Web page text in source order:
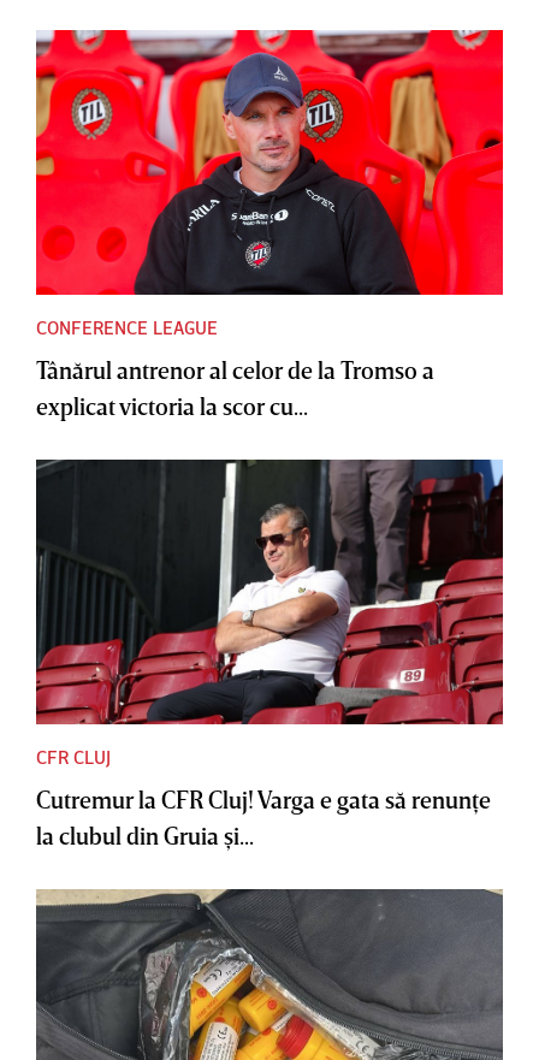
CONFERENCE LEAGUE
Tânărul antrenor al celor de la Tromso a
explicat victoria la scor cu...
CFR CLUJ
Cutremur la CFR Cluj! Varga e gata să renunţe
la clubul din Gruia şi...